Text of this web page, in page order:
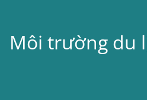
Môi trường du